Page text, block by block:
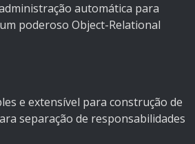
automática para
poderoso Object-Relational
e extensível para construção de
separação de responsabilidades